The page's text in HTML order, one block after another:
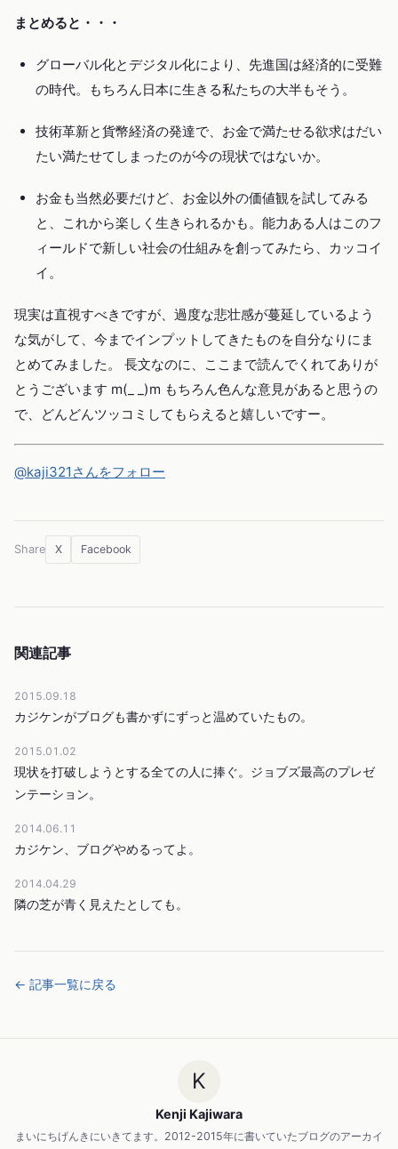
まとめると・・・
グローバル化とデジタル化により、先進国は経済的に受難
の時代。もちろん日本に生きる私たちの大半もそう。
技術革新と貨幣経済の発達で、お金で満たせる欲求はだい
たい満たせてしまったのが今の現状ではないか。
お金も当然必要だけど、お金以外の価値観を試してみる
と、これから楽しく生きられるかも。能力ある人はこのフ
ィールドで新しい社会の仕組みを創ってみたら、カッコイ
イ。
現実は直視すべきですが、過度な悲壮感が蔓延しているよう
な気がして、今までインプットしてきたものを自分なりにま
とめてみました。 長文なのに、ここまで読んでくれてありが
とうございます m(_ _)m もちろん色んな意見があると思うの
で、どんどんツッコミしてもらえると嬉しいですー。
@kaji321さんをフォロー
Share X Facebook
関連記事
2015.09.18
カジケンがブログも書かずにずっと温めていたもの。
2015.01.02
現状を打破しようとする全ての人に捧ぐ。ジョブズ最高のプレゼ
ンテーション。
2014.06.11
カジケン、ブログやめるってよ。
2014.04.29
隣の芝が青く見えたとしても。
← 記事一覧に戻る
K
Kenji Kajiwara
まいにちげんきにいきてます。2012-2015年に書いていたブログのアーカイ